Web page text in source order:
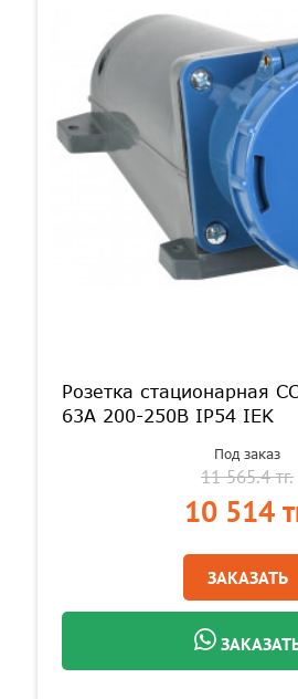
Розетка стационарная
63А 200-250В IP54 IEK
Под заказ
11 565.4 тг.
10 514
ЗАКАЗАТЬ